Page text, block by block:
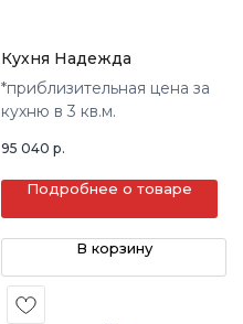
Кухня Надежда
*приблизительная цена за
кухню в 3 кв.м.
95 040 р.
Подробнее о товаре
В корзину